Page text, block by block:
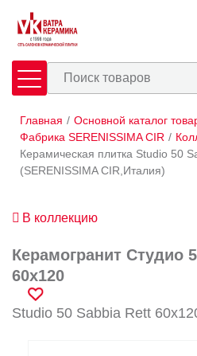
Плитка
Оплата и доставка
Контакты
Главная / Основной каталог
Фабрика SERENISSIMA CIR /
Керамическая плитка Studio 50
(SERENISSIMA CIR,Италия)
В коллекцию
Керамогранит Студио
60х120
Studio 50 Sabbia Rett